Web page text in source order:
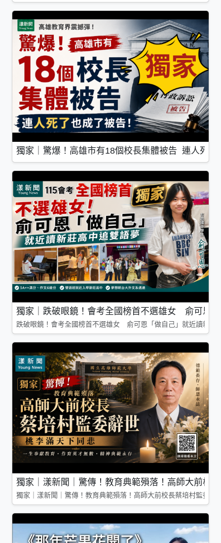
獨家｜驚爆！高雄市有18個校長集體被告 連人死了
獨家｜跌破眼鏡！會考全國榜首不選雄女 俞可恩
跌破眼鏡！會考全國榜首不選雄女 俞可恩「做自己」就近讀新莊
獨家｜漾新聞｜驚傳！教育典範殞落！高師大前校
獨家｜漾新聞｜驚傳！教育典範殞落！高師大前校長蔡培村監委